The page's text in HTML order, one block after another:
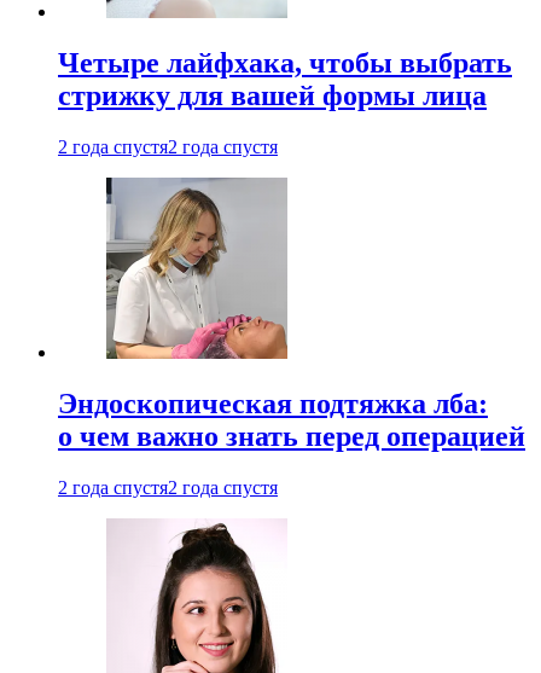
Четыре лайфхака, чтобы выбрать
стрижку для вашей формы лица
2 года спустя2 года спустя
Эндоскопическая подтяжка лба:
о чем важно знать перед операцией
2 года спустя2 года спустя